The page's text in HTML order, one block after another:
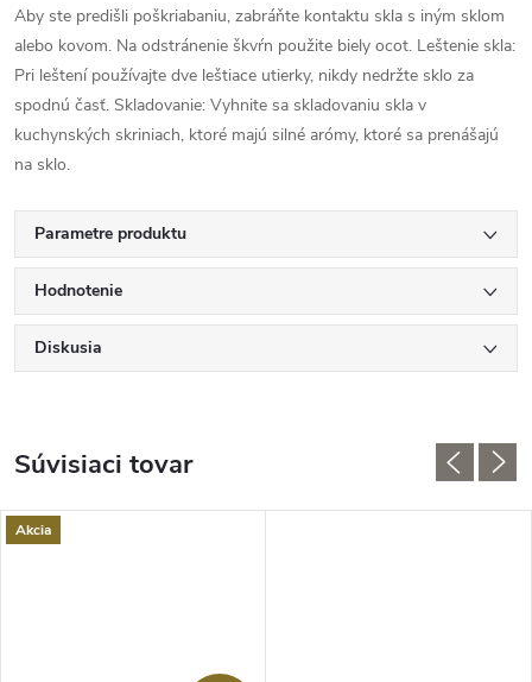
Aby ste predišli poškriabaniu, zabráňte kontaktu skla s iným sklom
alebo kovom. Na odstránenie škvŕn použite biely ocot. Leštenie skla:
Pri leštení používajte dve leštiace utierky, nikdy nedržte sklo za
spodnú časť. Skladovanie: Vyhnite sa skladovaniu skla v
kuchynských skriniach, ktoré majú silné arómy, ktoré sa prenášajú
na sklo.
Parametre produktu
Hodnotenie
Diskusia
Súvisiaci tovar
Akcia